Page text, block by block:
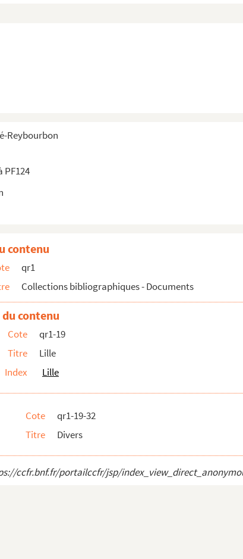
Reybourbon
PF124
contenu
qr1
Collections bibliographiques - Documents
contenu
Cote
qr1-19
Titre
Lille
Index
Lille
Cote
qr1-19-32
Titre
Divers
ccfr.bnf.fr/portailccfr/jsp/